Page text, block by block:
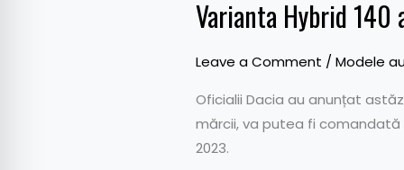
Varianta Hybrid 140
Leave a Comment / Modele
Oficialii Dacia au anunțat
mărcii, va putea fi comandată
2023.